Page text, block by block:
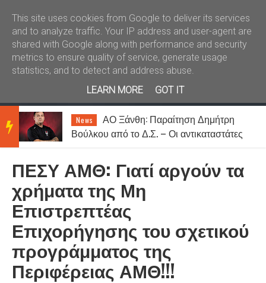
Καλώς ήλθατε Kral News
BRE
AKIN
NEW
News
ΑΟ Ξάνθη: Παραίτηση Δημήτρη
Βούλκου από το Δ.Σ. – Οι αντικαταστάτες
ΠΕΣΥ ΑΜΘ: Γιατί αργούν τα
χρήματα της Μη
Επιστρεπτέας
Επιχορήγησης του σχετικού
προγράμματος της
Περιφέρειας ΑΜΘ!!!
This site uses cookies from Google to deliver its services
and to analyze traffic. Your IP address and user-agent are
shared with Google along with performance and security
metrics to ensure quality of service, generate usage
statistics, and to detect and address abuse.
LEARN MORE
GOT IT